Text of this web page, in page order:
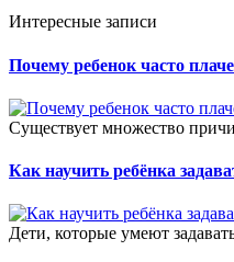
Интересные записи
Почему ребенок часто
Существует множество
Как научить ребёнка
Дети, которые умеют